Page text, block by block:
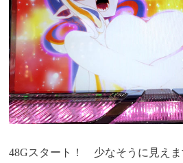
48Gスタート！ 少なそうに見え